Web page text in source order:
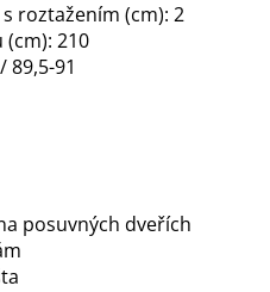
roztažením (cm): 2
210
89,5-91
posuvných dveřích